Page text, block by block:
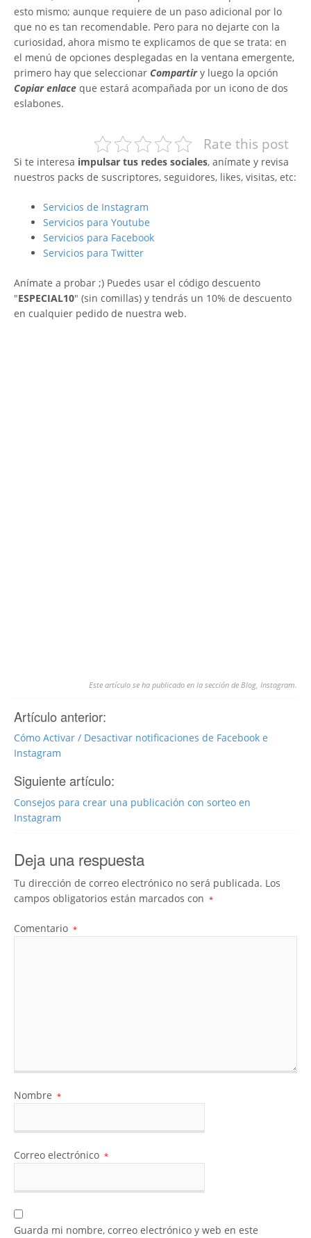
esto mismo; aunque requiere de un paso adicional por lo
que no es tan recomendable. Pero para no dejarte con la
curiosidad, ahora mismo te explicamos de que se trata: en
el menú de opciones desplegadas en la ventana emergente,
primero hay que seleccionar Compartir y luego la opción
Copiar enlace que estará acompañada por un icono de dos
eslabones.
Rate this post
Si te interesa impulsar tus redes sociales, anímate y revisa
nuestros packs de suscriptores, seguidores, likes, visitas, etc:
Servicios de Instagram
Servicios para Youtube
Servicios para Facebook
Servicios para Twitter
Anímate a probar ;) Puedes usar el código descuento
"ESPECIAL10" (sin comillas) y tendrás un 10% de descuento
en cualquier pedido de nuestra web.
Este artículo se ha publicado en la sección de Blog Instagram
Artículo anterior:
Cómo Activar / Desactivar notificaciones de Facebook e
Instagram
Siguiente artículo:
Consejos para crear una publicación con sorteo en
Instagram
Deja una respuesta
Tu dirección de correo electrónico no será publicada. Los
campos obligatorios están marcados con *
Comentario *
Nombre *
Correo electrónico *
Guarda mi nombre, correo electrónico y web en este